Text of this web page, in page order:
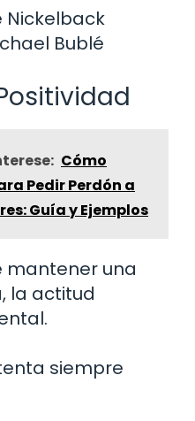
Nickelback
Bublé
Cómo
Pedir Perdón a
Guía y Ejemplos
mantener una
la actitud
siempre